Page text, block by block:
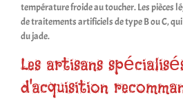
température froide au toucher. Les pièces
de traitements artificiels de type B ou C,
du jade.
Les artisans
d'acquisition